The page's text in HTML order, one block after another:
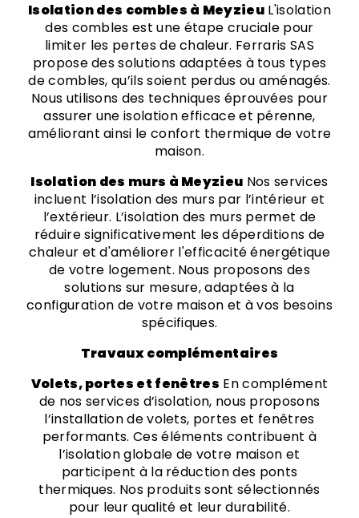
Isolation des combles à Meyzieu L'isolation
des combles est une étape cruciale pour
limiter les pertes de chaleur. Ferraris SAS
propose des solutions adaptées à tous types
de combles, qu’ils soient perdus ou aménagés.
Nous utilisons des techniques éprouvées pour
assurer une isolation efficace et pérenne,
améliorant ainsi le confort thermique de votre
maison.
Isolation des murs à Meyzieu Nos services
incluent l’isolation des murs par l’intérieur et
l’extérieur. L’isolation des murs permet de
réduire significativement les déperditions de
chaleur et d'améliorer l'efficacité énergétique
de votre logement. Nous proposons des
solutions sur mesure, adaptées à la
configuration de votre maison et à vos besoins
spécifiques.
Travaux complémentaires
Volets, portes et fenêtres En complément
de nos services d’isolation, nous proposons
l’installation de volets, portes et fenêtres
performants. Ces éléments contribuent à
l’isolation globale de votre maison et
participent à la réduction des ponts
thermiques. Nos produits sont sélectionnés
pour leur qualité et leur durabilité.